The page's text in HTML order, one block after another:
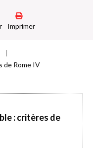
Imprimer
de Rome IV
: critères de